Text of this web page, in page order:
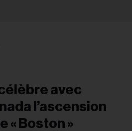
avec
l’ascension
« Boston »